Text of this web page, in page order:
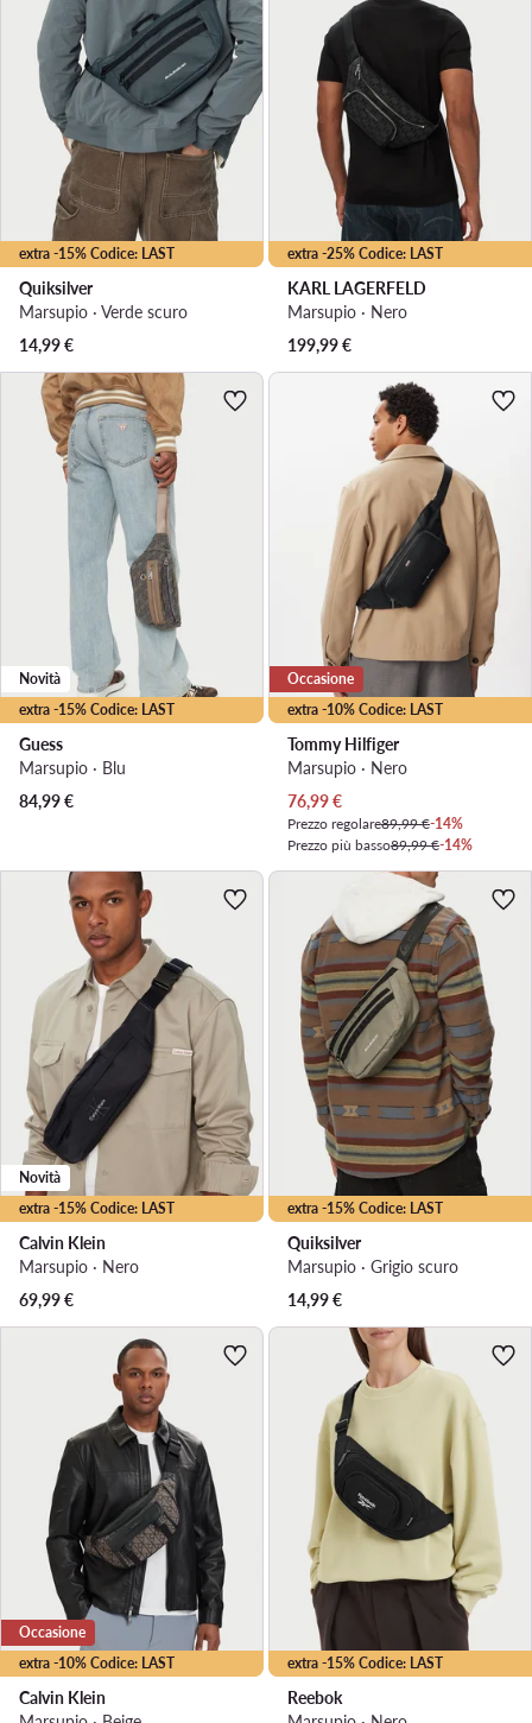
extra -15% Codice: LAST
Quiksilver
Marsupio · Verde scuro
14,99€
extra -25% Codice: LAST
KARL LAGERFELD
Marsupio · Nero
199,99€
extra -15% Codice: LAST
Novità
Guess
Marsupio · Blu
84,99€
extra -10% Codice: LAST
Occasione
Tommy Hilfiger
Marsupio · Nero
Prezzo attuale
76,99€
Prezzo regolare89,99 €-14%
Prezzo più basso89,99 €-14%
extra -15% Codice: LAST
Novità
Calvin Klein
Marsupio · Nero
69,99€
extra -15% Codice: LAST
Quiksilver
Marsupio · Grigio scuro
14,99€
extra -10% Codice: LAST
Occasione
Calvin Klein
extra -15% Codice: LAST
Reebok